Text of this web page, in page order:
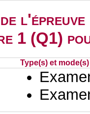
1 (Q1)
Type(s) et